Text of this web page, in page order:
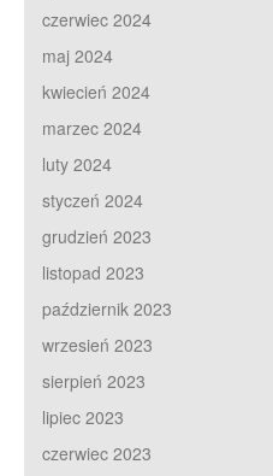
czerwiec 2024
maj 2024
kwiecień 2024
marzec 2024
luty 2024
styczeń 2024
grudzień 2023
listopad 2023
październik 2023
wrzesień 2023
sierpień 2023
lipiec 2023
czerwiec 2023